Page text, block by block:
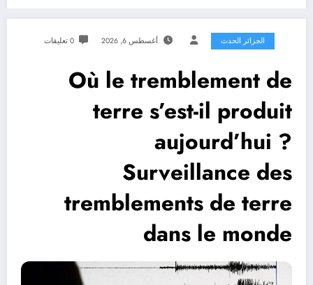
الجزائر الحدث أغسطس 6, 2026 0 تعليقات
Où le tremblement de
terre s’est-il produit
aujourd’hui ?
Surveillance des
tremblements de terre
dans le monde